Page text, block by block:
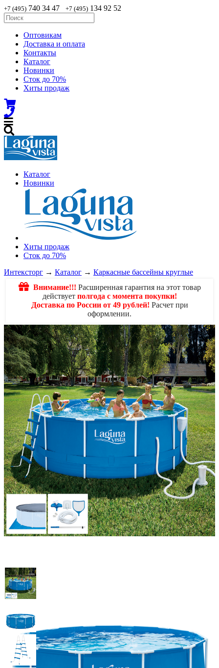
+7 (495) 740 34 47 +7 (495) 134 92 52
Оптовикам
Доставка и оплата
Контакты
Каталог
Новинки
Сток до 70%
Хиты продаж
Каталог
Новинки
Хиты продаж
Сток до 70%
Интексторг → Каталог → Каркасные бассейны круглые
Внимание!!! Расширенная гарантия на этот товар
действует полгода с момента покупки!
Доставка по России от 49 рублей! Расчет при
оформлении.